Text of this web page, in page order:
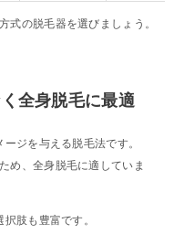
式の脱毛器を選びましょう。
全身脱毛に最適
ジを与える脱毛法です。
め、全身脱毛に適していま
肢も豊富です。